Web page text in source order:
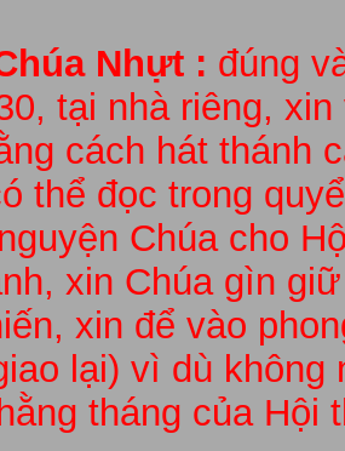
Nhựt : đúng
tại nhà riêng,
cách hát thánh
thể đọc trong
Chúa cho
xin Chúa gìn
xin để vào
lại) vì dù
tháng của Hội